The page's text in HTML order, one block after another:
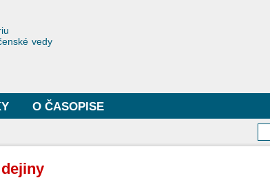
vedy
O ČASOPISE
dejiny